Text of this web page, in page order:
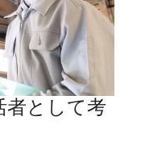
者として考